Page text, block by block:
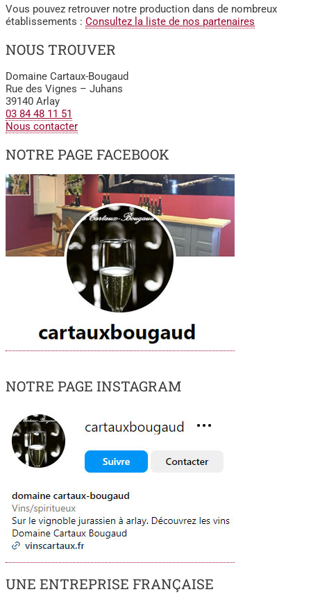
Vous pouvez retrouver notre production dans de nombreux
établissements : Consultez la liste de nos partenaires
NOUS TROUVER
Domaine Cartaux-Bougaud
Rue des Vignes – Juhans
39140 Arlay
03 84 48 11 51
Nous contacter
NOTRE PAGE FACEBOOK
NOTRE PAGE INSTAGRAM
UNE ENTREPRISE FRANÇAISE